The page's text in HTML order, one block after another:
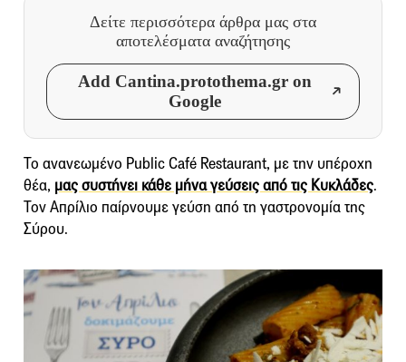
Δείτε περισσότερα άρθρα μας στα
αποτελέσματα αναζήτησης
Add Cantina.protothema.gr on
Google
Το ανανεωμένο Public Café Restaurant, με την υπέροχη
θέα, μας συστήνει κάθε μήνα γεύσεις από τις Κυκλάδες.
Τον Απρίλιο παίρνουμε γεύση από τη γαστρονομία της
Σύρου.